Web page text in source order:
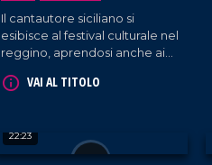
Il cantautore siciliano si
esibisce al festival culturale nel
reggino, aprendosi anche ai
VAI AL TITOLO
22:23